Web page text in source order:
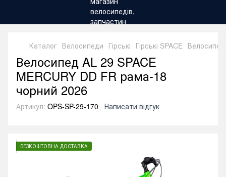
Каталог Велосипеди Гірські Гірські SPACE
Велосипед AL 29 SPACE
MERCURY DD FR рама-18
чорний 2026
Артикул: OPS-SP-29-170 Написати відгук
БЕЗКОШТОВНА ДОСТАВКА